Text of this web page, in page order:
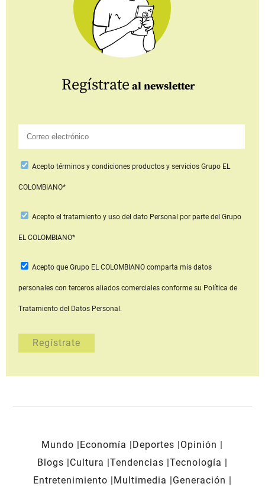
Regístrate al newsletter
Aceptotérminos y condiciones productos y serviciosGrupo EL
COLOMBIANO*
Acepto el tratamiento y uso del dato Personal por parte del Grupo
EL COLOMBIANO*
Acepto que Grupo EL COLOMBIANOcomparta mis datos
personales con terceros aliados comerciales conforme su Política de
Tratamiento del Datos Personal.
Mundo Economía Deportes
Opinión
Blogs
Cultura Tendencias Tecnología
Entretenimiento
Multimedia
Generación